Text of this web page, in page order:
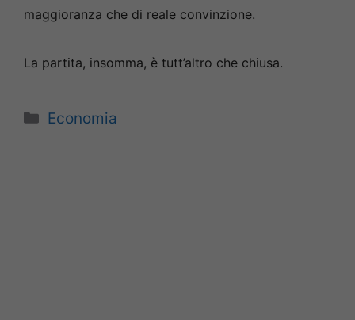
maggioranza che di reale convinzione.
La partita, insomma, è tutt’altro che chiusa.
Categorie
Economia